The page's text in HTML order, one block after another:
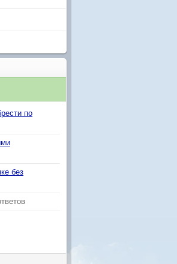
по
без